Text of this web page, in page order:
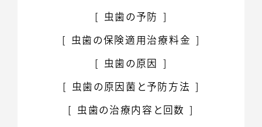
虫歯の予防
虫歯の保険適用治療料金
虫歯の原因
虫歯の原因菌と予防方法
虫歯の治療内容と回数